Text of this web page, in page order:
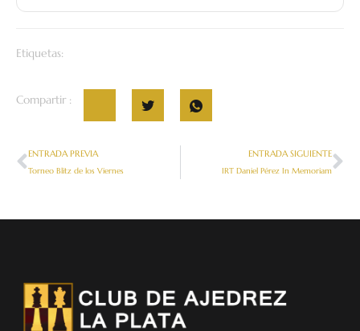
Etiquetas:
Compartir :
ENTRADA PREVIA
Torneo Blitz de los Viernes
ENTRADA SIGUIENTE
IRT Daniel Pérez In Memoriam